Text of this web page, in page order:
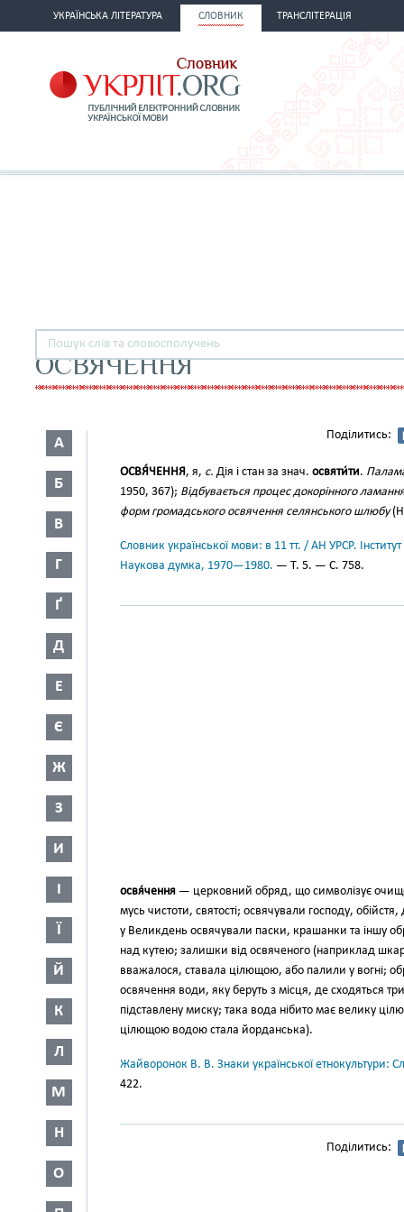
УКРАЇНСЬКА ЛІТЕРАТУРА СЛОВНИК ТРАНСЛІТЕРАЦІЯ
ОСВЯЧЕННЯ
А
Б
В
Г
Ґ
Д
Е
Є
Ж
З
И
І
Ї
Й
К
Л
М
Н
О
Поділитись:
ОСВЯ́ЧЕННЯ, я, с. Дія і стан за знач. освяти́ти.
1950, 367); Відбувається процес докорінного
форм громадського освячення селянського шлюбу
Словник української мови: в 11 тт. / АН УРСР.
Наукова думка, 1970—1980. — Т. 5. — С. 758.
освя́чення — церковний обряд, що символізує
мусь чистоти, святості; освячували господу,
у Великдень освячували паски, крашанки та іншу
над кутею; залишки від освяченого (наприклад
вважало­ся, ставала цілющою, або палили у вогні;
освячення води, яку беруть з місця, де сходяться
підставлену миску; така вода нібито має велику
цілющою водою стала йор­данська).
Жайворонок В. В. Знаки української етнокультури:
422.
Поділитись: